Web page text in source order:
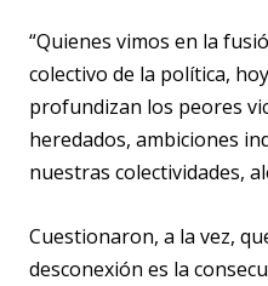
“Quienes vimos en la
colectivo de la política,
profundizan los peores
heredados, ambiciones
nuestras colectividades,
Cuestionaron, a la vez,
desconexión es la